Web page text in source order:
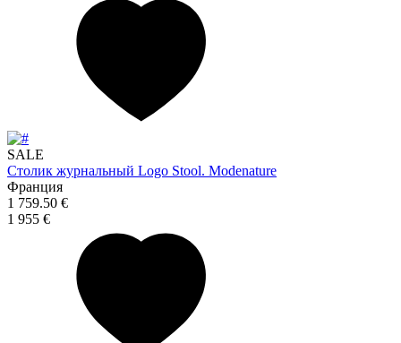
SALE
Столик журнальный Logo Stool. Modenature
Франция
1 759.50 €
1 955 €